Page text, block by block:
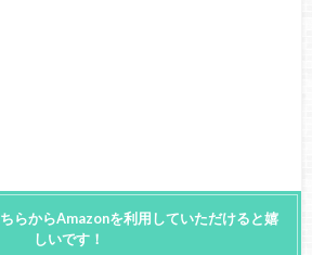
らからAmazonを利用していただけると嬉
しいです！